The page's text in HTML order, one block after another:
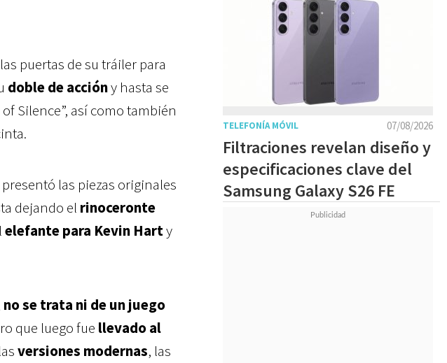
puertas de su tráiler para
doble de accióny hasta se
Silence”, así como también
las piezas originales
dejando el rinoceronte
elefante para Kevin Harty
no se trata ni de un juego
que luego fue llevado al
versiones modernas, las
07/08/2026
TELEFONÍA MÓVIL
Filtraciones revelan diseño y
especificaciones clave del
Samsung Galaxy S26 FE